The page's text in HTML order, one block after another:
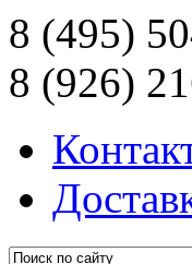
8 (495)
8 (926)